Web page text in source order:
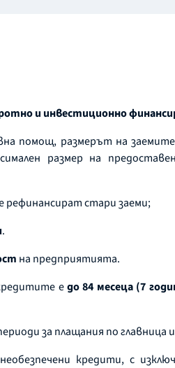
и инвестиционно
помощ, размерът на
размер на
рефинансират стари заеми;
.
на предприятията.
едо 84 месеца (7
за плащания по главница и
кредити, с